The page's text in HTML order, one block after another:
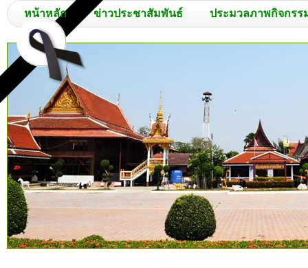
หน้าหลัก ข่าวประชาสัมพันธ์ ประมวลภาพกิจกรร